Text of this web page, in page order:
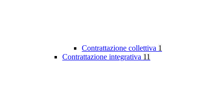
Contrattazione collettiva 1
Contrattazione integrativa 11